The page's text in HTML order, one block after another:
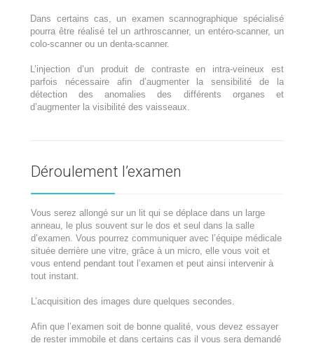
Dans certains cas, un examen scannographique spécialisé
pourra être réalisé tel un arthroscanner, un entéro-scanner, un
colo-scanner ou un denta-scanner.
L’injection d’un produit de contraste en intra-veineux est
parfois nécessaire afin d’augmenter la sensibilité de la
détection des anomalies des différents organes et
d’augmenter la visibilité des vaisseaux.
Déroulement l’examen
Vous serez allongé sur un lit qui se déplace dans un large
anneau, le plus souvent sur le dos et seul dans la salle
d’examen. Vous pourrez communiquer avec l’équipe médicale
située derrière une vitre, grâce à un micro, elle vous voit et
vous entend pendant tout l’examen et peut ainsi intervenir à
tout instant.
L’acquisition des images dure quelques secondes.
Afin que l’examen soit de bonne qualité, vous devez essayer
de rester immobile et dans certains cas il vous sera demandé